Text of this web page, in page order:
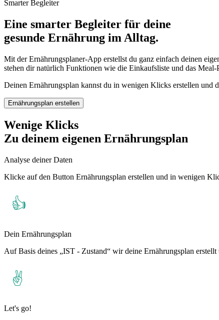
Smarter Begleiter
Eine smarter Begleiter für deine
gesunde Ernährung im Alltag.
Mit der Ernährungsplaner-App erstellst du ganz einfach deinen
stehen dir natürlich Funktionen wie die Einkaufsliste und das Meal-
Deinen Ernährungsplan kannst du in wenigen Klicks erstellen und
Ernährungsplan erstellen
Wenige Klicks
Zu deinem eigenen Ernährungsplan
Analyse deiner Daten
Klicke auf den Button Ernährungsplan erstellen und in wenigen
Dein Ernährungsplan
Auf Basis deines „IST - Zustand“ wir deine Ernährungsplan
Let's go!